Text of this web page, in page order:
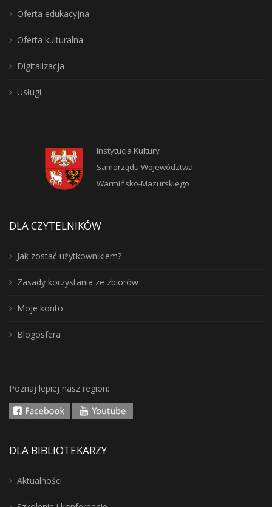
Oferta edukacyjna
Oferta kulturalna
Digitalizacja
Usługi
Instytucja Kultury
Samorządu Województwa
Warmińsko-Mazurskiego
DLA CZYTELNIKÓW
Jak zostać użytkownikiem?
Zasady korzystania ze zbiorów
Moje konto
Blogosfera
Poznaj lepiej nasz region:
DLA BIBLIOTEKARZY
Aktualności